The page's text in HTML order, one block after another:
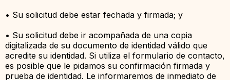
• Su solicitud debe estar fechada y firmada; y
• Su solicitud debe ir acompañada de una copia
digitalizada de su documento de identidad válido que
acredite su identidad. Si utiliza el formulario de contacto,
es posible que le pidamos su confirmación firmada y
prueba de identidad. Le informaremos de inmediato de